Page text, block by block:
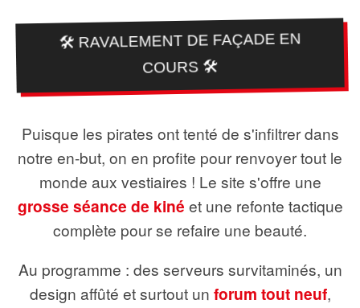
🛠️ RAVALEMENT DE FAÇADE EN
COURS 🛠️
Puisque les pirates ont tenté de s'infiltrer dans
notre en-but, on en profite pour renvoyer tout le
monde aux vestiaires ! Le site s'offre une
grosse séance de kiné et une refonte tactique
complète pour se refaire une beauté.
Au programme : des serveurs survitaminés, un
design affûté et surtout un forum tout neuf,